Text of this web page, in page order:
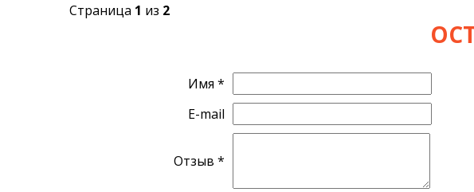
Страница 1 из 2
Имя *
E-mail
Отзыв *